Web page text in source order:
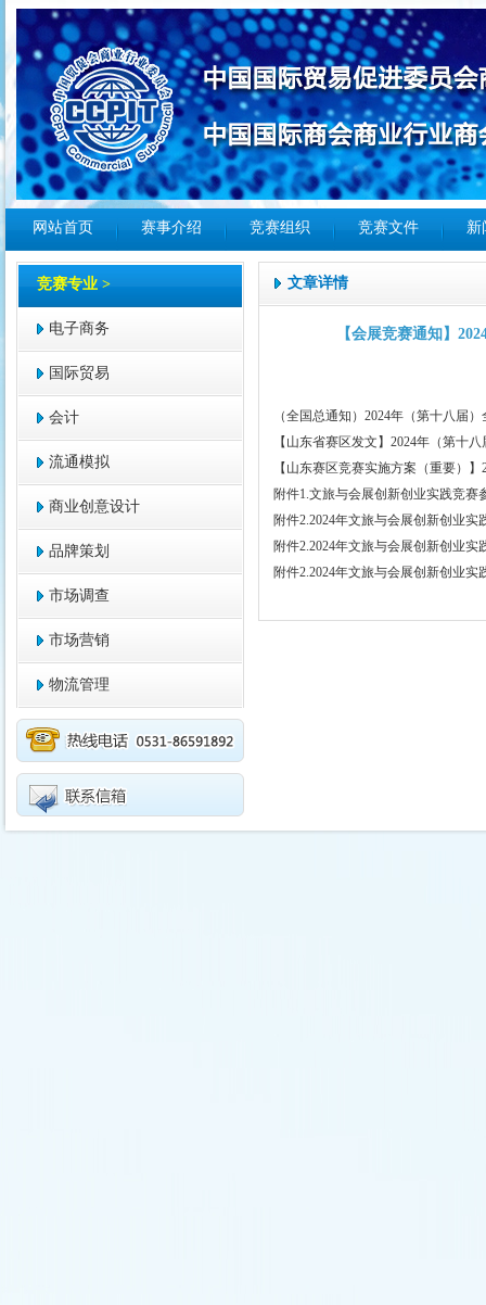
网站首页 赛事介绍 竞赛组织 竞赛文件 新
竞赛专业 >
电子商务
国际贸易
会计
流通模拟
商业创意设计
品牌策划
市场调查
市场营销
物流管理
文章详情
【会展竞赛通知】
（全国总通知）2024年（第十八届
【山东省赛区发文】2024年（第十
【山东赛区竞赛实施方案（重要）
附件1.文旅与会展创新创业实践竞赛
附件2.2024年文旅与会展创新创业
附件2.2024年文旅与会展创新创业
附件2.2024年文旅与会展创新创业